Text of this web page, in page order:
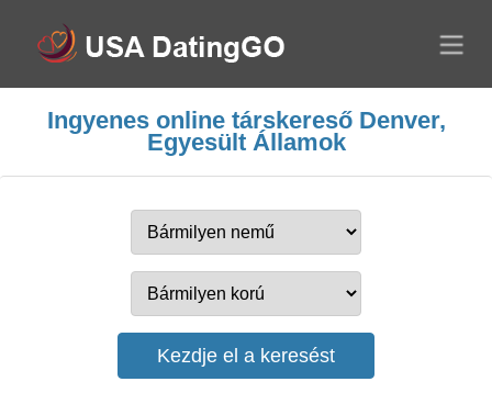
Ingyenes online társkereső Denver,
Egyesült Államok